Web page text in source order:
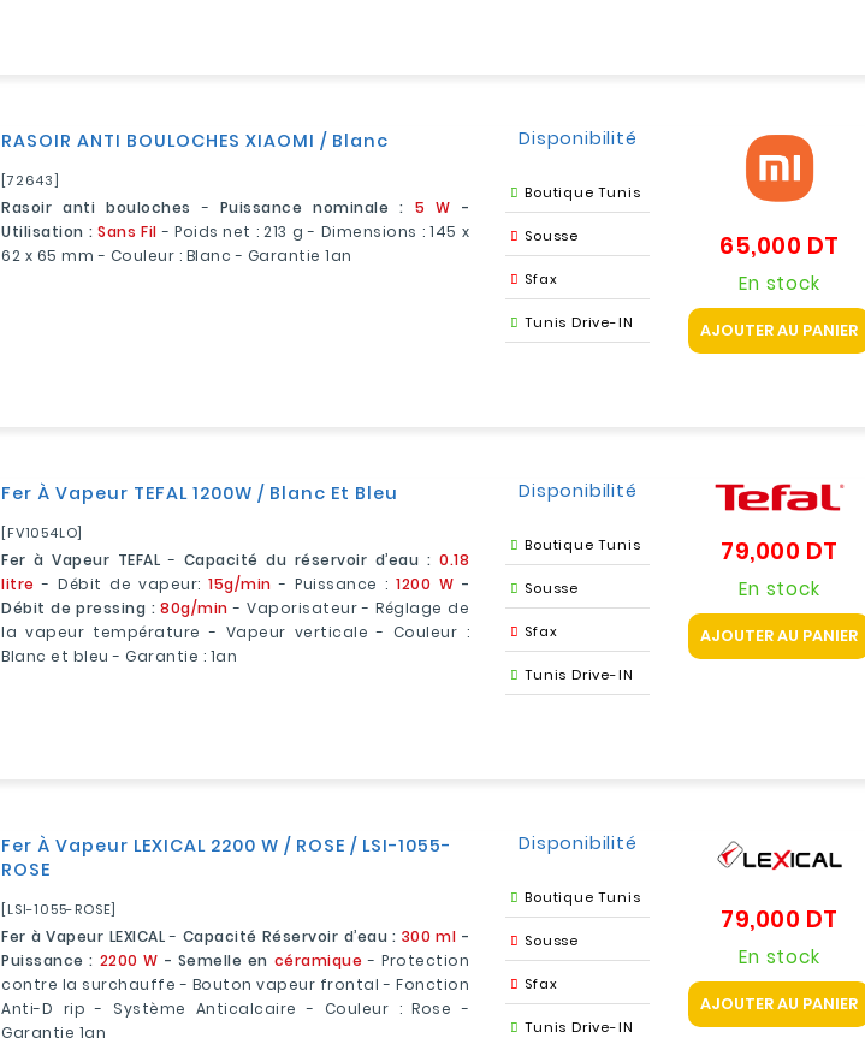
RASOIR ANTI BOULOCHES XIAOMI / Blanc
[72643]
Rasoir anti bouloches - Puissance nominale : 5 W -
Utilisation :Sans Fil - Poids net : 213 g - Dimensions : 145 x
62 x 65 mm - Couleur : Blanc - Garantie 1an
Disponibilité
Boutique Tunis
Sousse
Sfax
Tunis Drive-IN
65,000 DT
En stock
AJOUTER AU PANIER
Fer À Vapeur TEFAL 1200W / Blanc Et Bleu
[FV1054LO]
Fer à Vapeur TEFAL - Capacité du réservoir d’eau : 0.18
litre - Débit de vapeur:15g/min - Puissance :1200 W -
Débit de pressing : 80g/min - Vaporisateur - Réglage de
la vapeur température - Vapeur verticale - Couleur :
Blanc et bleu - Garantie : 1an
Disponibilité
Boutique Tunis
Sousse
Sfax
Tunis Drive-IN
79,000 DT
En stock
AJOUTER AU PANIER
Fer À Vapeur LEXICAL 2200 W / ROSE / LSI-1055-
ROSE
[LSI-1055-ROSE]
Fer à Vapeur LEXICAL- Capacité Réservoir d’eau : 300 ml -
Puissance : 2200 W - Semelle en céramique - Protection
contre la surchauffe - Bouton vapeur frontal - Fonction
Anti-D rip - Système Anticalcaire - Couleur : Rose -
Garantie 1an
Disponibilité
Boutique Tunis
Sousse
Sfax
Tunis Drive-IN
79,000 DT
En stock
AJOUTER AU PANIER